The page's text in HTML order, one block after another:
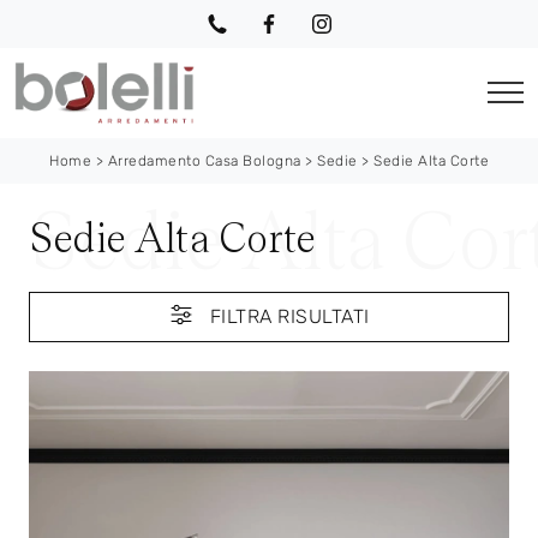
Home > Arredamento Casa Bologna > Sedie > Sedie Alta Corte
Sedie Alta Corte
FILTRA RISULTATI